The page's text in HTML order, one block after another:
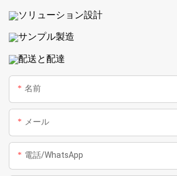
ソリューション設計
サンプル製造
配送と配達
名前
メール
電話/WhatsApp